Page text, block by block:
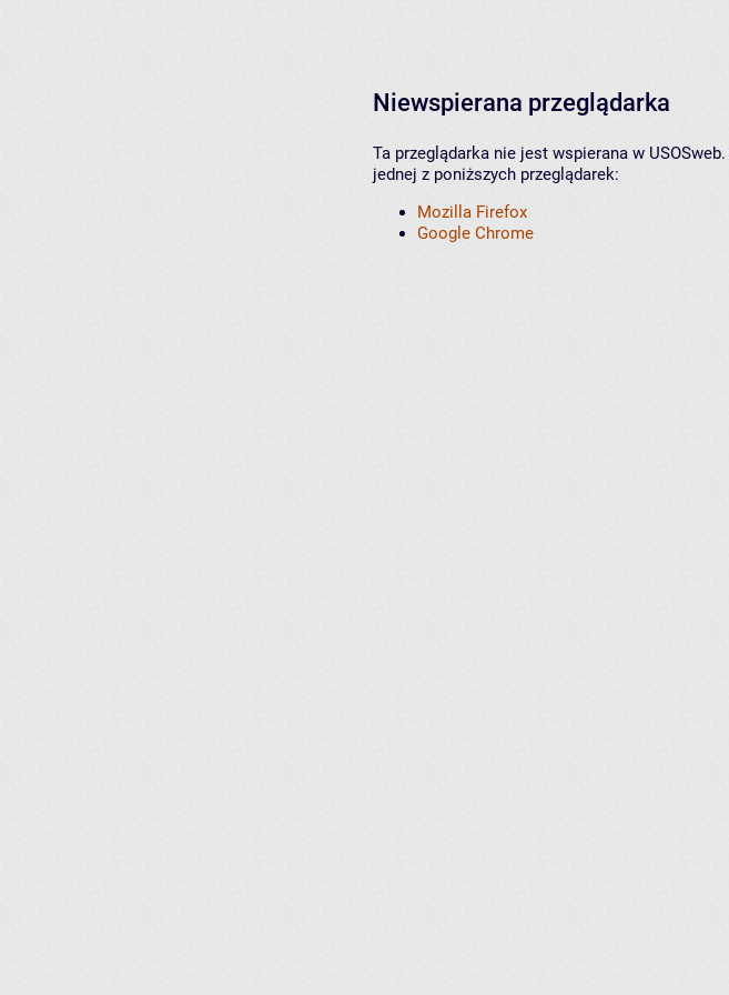
Niewspierana przeglądarka
Ta przeglądarka nie jest wspierana w
jednej z poniższych przeglądarek:
Mozilla Firefox
Google Chrome